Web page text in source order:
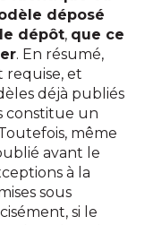
déposé
dépôt, que ce
. En résumé,
requise, et
déjà publiés
constitue un
même
avant le
à la
sous
si le